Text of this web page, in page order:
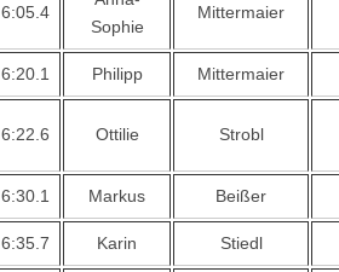
6:05.4
Sophie
Mittermaier
6:20.1 Philipp Mittermaier
6:22.6 Ottilie Strobl
6:30.1 Markus Beißer
6:35.7 Karin Stiedl